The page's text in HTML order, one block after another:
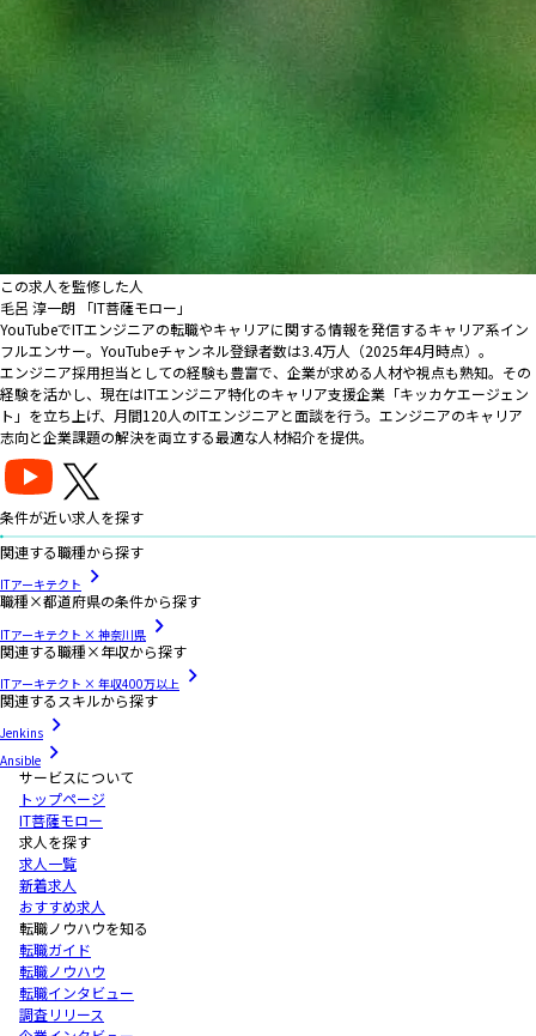
この求人を監修した人
毛呂 淳一朗 「IT菩薩モロー」
YouTubeでITエンジニアの転職やキャリアに関する情報を発信するキャリア系イン
フルエンサー。YouTubeチャンネル登録者数は3.4万人（2025年4月時点）。
エンジニア採用担当としての経験も豊富で、企業が求める人材や視点も熟知。その
経験を活かし、現在はITエンジニア特化のキャリア支援企業「キッカケエージェン
ト」を立ち上げ、月間120人のITエンジニアと面談を行う。エンジニアのキャリア
志向と企業課題の解決を両立する最適な人材紹介を提供。
条件が近い求人を探す
関連する職種から探す
ITアーキテクト
職種×都道府県の条件から探す
ITアーキテクト × 神奈川県
関連する職種×年収から探す
ITアーキテクト × 年収400万以上
関連するスキルから探す
Jenkins
Ansible
サービスについて
トップページ
IT菩薩モロー
求人を探す
求人一覧
新着求人
おすすめ求人
転職ノウハウを知る
転職ガイド
転職ノウハウ
転職インタビュー
調査リリース